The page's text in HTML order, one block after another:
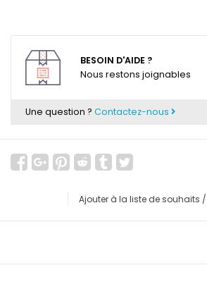
BESOIN D'AIDE ?
Nous restons joignables
Une question ? Contactez-nous
Ajouter à la liste de souhaits /